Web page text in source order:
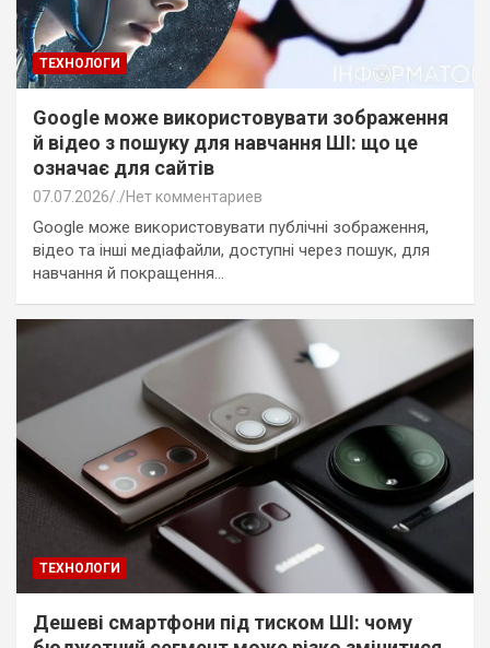
ТЕХНОЛОГИ
Google може використовувати зображення
й відео з пошуку для навчання ШІ: що це
означає для сайтів
07.07.2026 Нет комментариев
Google може використовувати публічні зображення,
відео та інші медіафайли, доступні через пошук, для
навчання й покращення…
ТЕХНОЛОГИ
Дешеві смартфони під тиском ШІ: чому